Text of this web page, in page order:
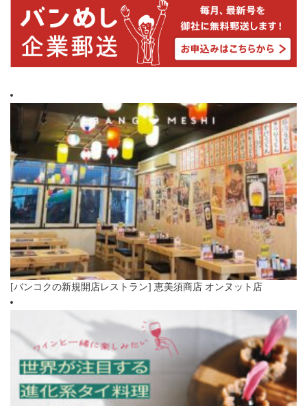
[バンコクの新規開店レストラン] 恵美須商店 オンヌット店